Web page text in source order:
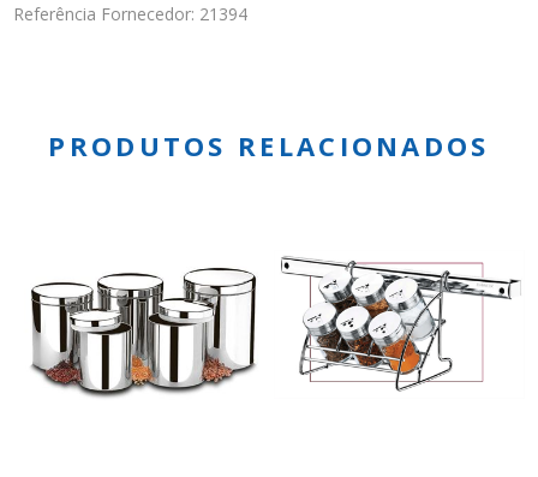
Referência Fornecedor: 21394
PRODUTOS RELACIONADOS